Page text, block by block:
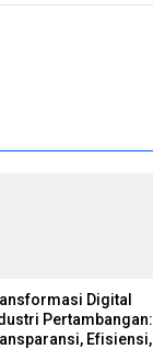
Digital
Pertambangan:
Efisiensi,